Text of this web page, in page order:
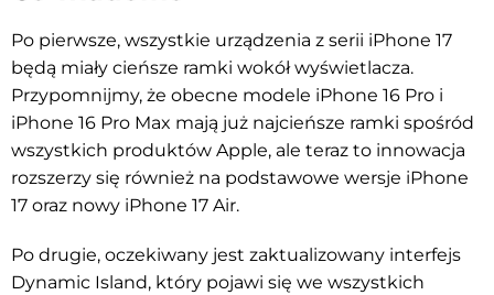
Po pierwsze, wszystkie urządzenia z serii iPhone 17
będą miały cieńsze ramki wokół wyświetlacza.
Przypomnijmy, że obecne modele iPhone 16 Pro i
iPhone 16 Pro Max mają już najcieńsze ramki spośród
wszystkich produktów Apple, ale teraz to innowacja
rozszerzy się również na podstawowe wersje iPhone
17 oraz nowy iPhone 17 Air.
Po drugie, oczekiwany jest zaktualizowany interfejs
Dynamic Island, który pojawi się we wszystkich